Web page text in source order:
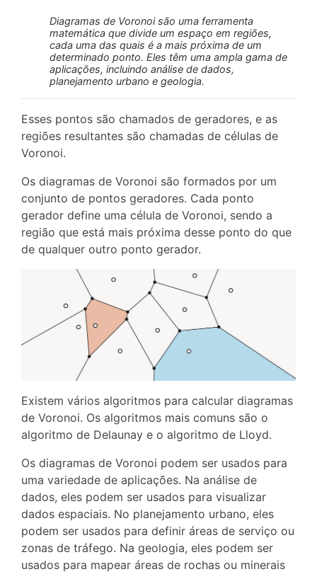
Diagramas de Voronoi são uma ferramenta
matemática que divide um espaço em regiões,
cada uma das quais é a mais próxima de um
determinado ponto. Eles têm uma ampla gama de
aplicações, incluindo análise de dados,
planejamento urbano e geologia.
Esses pontos são chamados de geradores, e as
regiões resultantes são chamadas de células de
Voronoi.
Os diagramas de Voronoi são formados por um
conjunto de pontos geradores. Cada ponto
gerador define uma célula de Voronoi, sendo a
região que está mais próxima desse ponto do que
de qualquer outro ponto gerador.
Existem vários algoritmos para calcular diagramas
de Voronoi. Os algoritmos mais comuns são o
algoritmo de Delaunay e o algoritmo de Lloyd.
Os diagramas de Voronoi podem ser usados para
uma variedade de aplicações. Na análise de
dados, eles podem ser usados para visualizar
dados espaciais. No planejamento urbano, eles
podem ser usados para definir áreas de serviço ou
zonas de tráfego. Na geologia, eles podem ser
usados para mapear áreas de rochas ou minerais